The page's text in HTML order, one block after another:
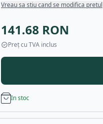
Vreau sa stiu cand se modifica pretul
141.68 RON
Preț cu TVA inclus
In stoc